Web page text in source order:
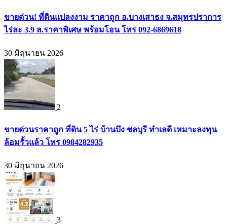
ขายด่วน! ที่ดินแปลงงาม ราคาถูก อ.บางเสาธง จ.สมุทรปราการ
ไร่ละ 3.9 ล.ราคาพิเศษ พร้อมโอน โทร 092-6869618
30 มิถุนายน 2026
2
ขายด่วนราคาถูก ที่ดิน 5 ไร่ บ้านบึง ชลบุรี ทำเลดี เหมาะลงทุน
ล้อมรั้วแล้ว โทร 0984282935
30 มิถุนายน 2026
3